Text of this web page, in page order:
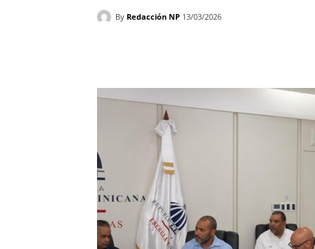
By Redacción NP 13/03/2026